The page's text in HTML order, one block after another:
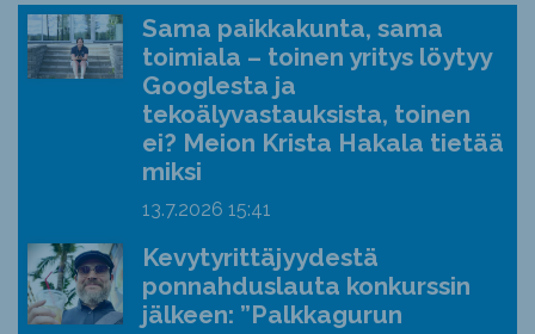
Sama paikkakunta, sama
toimiala – toinen yritys löytyy
Googlesta ja
tekoälyvastauksista, toinen
ei? Meion Krista Hakala tietää
miksi
13.7.2026 15:41
Kevytyrittäjyydestä
ponnahduslauta konkurssin
jälkeen: ”Palkkagurun